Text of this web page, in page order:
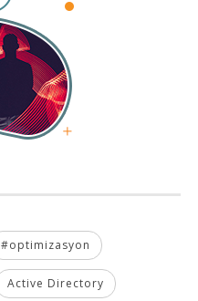
#optimizasyon
Active Directory